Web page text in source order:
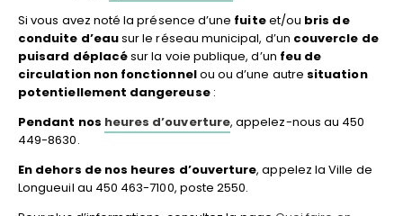
Si vous avez noté la présence d’une fuiteet/ou bris de
conduite d’eausur le réseau municipal, d’un couvercle de
puisard déplacésur la voie publique, d’un feu de
circulation non fonctionnelou ou d’une autre situation
potentiellement dangereuse:
Pendant nos heures d’ouverture, appelez-nous au 450
449-8630.
En dehors de nos heures d’ouverture, appelez la Ville de
Longueuil au 450 463-7100, poste 2550.